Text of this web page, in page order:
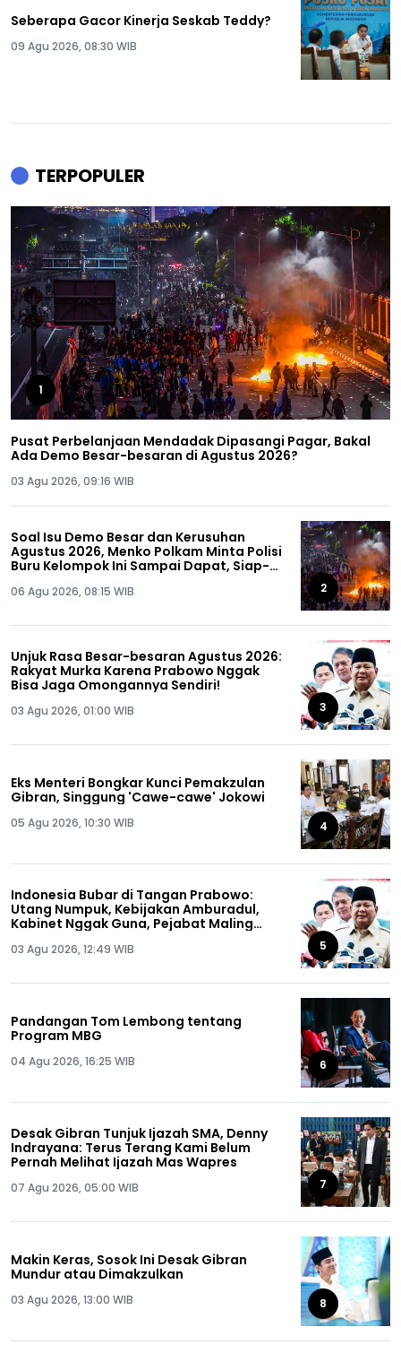
Seberapa Gacor Kinerja Seskab Teddy?
09 Agu 2026, 08:30 WIB
TERPOPULER
1
Pusat Perbelanjaan Mendadak Dipasangi Pagar, Bakal
Ada Demo Besar-besaran di Agustus 2026?
03 Agu 2026, 09:16 WIB
Soal Isu Demo Besar dan Kerusuhan
Agustus 2026, Menko Polkam Minta Polisi
Buru Kelompok Ini Sampai Dapat, Siap-
06 Agu 2026, 08:15 WIB 2
Unjuk Rasa Besar-besaran Agustus 2026:
Rakyat Murka Karena Prabowo Nggak
Bisa Jaga Omongannya Sendiri!
03 Agu 2026, 01:00 WIB 3
Eks Menteri Bongkar Kunci Pemakzulan
Gibran, Singgung 'Cawe-cawe' Jokowi
05 Agu 2026, 10:30 WIB 4
Indonesia Bubar di Tangan Prabowo:
Utang Numpuk, Kebijakan Amburadul,
Kabinet Nggak Guna, Pejabat Maling
03 Agu 2026, 12:49 WIB 5
Pandangan Tom Lembong tentang
Program MBG
04 Agu 2026, 16:25 WIB 6
Desak Gibran Tunjuk Ijazah SMA, Denny
Indrayana: Terus Terang Kami Belum
Pernah Melihat Ijazah Mas Wapres
07 Agu 2026, 05:00 WIB 7
Makin Keras, Sosok Ini Desak Gibran
Mundur atau Dimakzulkan
03 Agu 2026, 13:00 WIB 8